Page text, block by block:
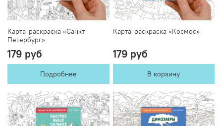
Карта-раскраска «Санкт-
Петербург»
179 руб
Подробнее
Карта-раскраска «Космос»
179 руб
В корзину